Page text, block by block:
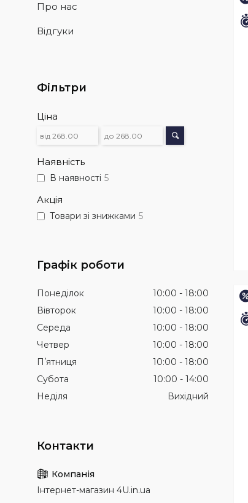
Про нас
Відгуки
Фільтри
Ціна
Наявність
В наявності 5
Акція
Товари зі знижками 5
Графік роботи
Понеділок 10:00
18:00
Вівторок
10:00
18:00
Середа
10:00
18:00
Четвер
10:00
18:00
Пʼятниця
10:00
18:00
Субота
10:00
14:00
Неділя
Вихідний
Інтернет-магазин 4U.in.ua